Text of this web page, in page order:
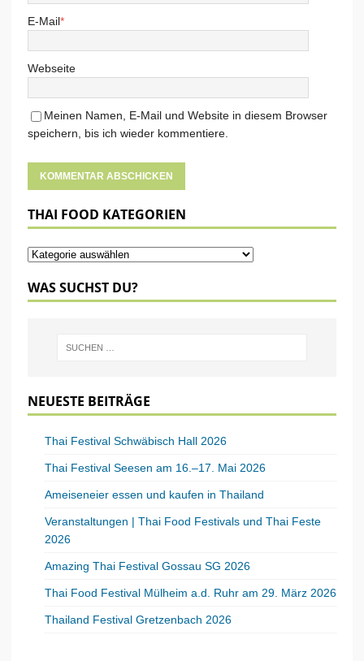
E-Mail*
Webseite
Meinen Namen, E-Mail und Website in diesem Browser
speichern, bis ich wieder kommentiere.
THAI FOOD KATEGORIEN
WAS SUCHST DU?
NEUESTE BEITRÄGE
Thai Festival Schwäbisch Hall 2026
Thai Festival Seesen am 16.–17. Mai 2026
Ameiseneier essen und kaufen in Thailand
Veranstaltungen | Thai Food Festivals und Thai Feste
2026
Amazing Thai Festival Gossau SG 2026
Thai Food Festival Mülheim a.d. Ruhr am 29. März 2026
Thailand Festival Gretzenbach 2026